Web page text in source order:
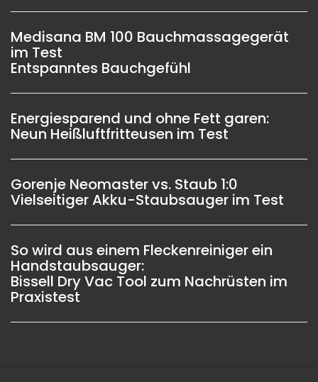
Medisana BM 100 Bauchmassagegerät
im Test
Entspanntes Bauchgefühl
Energiesparend und ohne Fett garen:
Neun Heißluftfritteusen im Test
Gorenje Neomaster vs. Staub 1:0
Vielseitiger Akku-Staubsauger im Test
So wird aus einem Fleckenreiniger ein
Handstaubsauger:
Bissell Dry Vac Tool zum Nachrüsten im
Praxistest